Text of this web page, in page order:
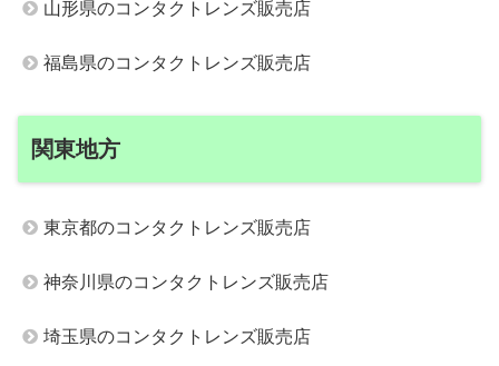
山形県のコンタクトレンズ販売店
福島県のコンタクトレンズ販売店
関東地方
東京都のコンタクトレンズ販売店
神奈川県のコンタクトレンズ販売店
埼玉県のコンタクトレンズ販売店